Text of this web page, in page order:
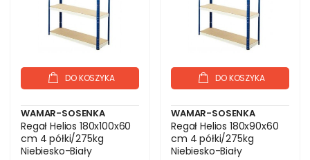
DO KOSZYKA
WAMAR-SOSENKA
Regał Helios 180x100x60
cm 4 półki/275kg
Niebiesko-Biały
DO KOSZYKA
WAMAR-SOSENKA
Regał Helios 180x90x60
cm 4 półki/275kg
Niebiesko-Biały